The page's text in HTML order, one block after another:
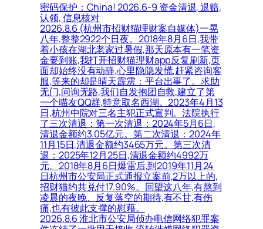
密码保护：China! 2026.6-9 资金清退, 退赔,
认领, 信息核对
2026.8.6 (杭州市招财猫理财案自媒体)一晃
八年,整整2922个日夜。2018年8月6日,我带
着小孩在湖北老家过暑假,那天原本有一笔资
金要到账,我打开招财猫理财app反复刷新,页
面却始终没有动静,心里隐隐发慌,赶紧咨询客
服,等来的却是晴天霹雳：平台出事了。求助
无门,问询无路,我们自发抱团自救,建立了第
一个喵友QQ群,特意取名西湖。2023年4月13
日,杭州中院对三名主犯正式宣判。法院执行
了三次清退：第一次清退：2024年5月6日,
清退金额约3.05亿元。第二次清退：2024年
11月15日,清退金额约3465万元。第三次清
退：2025年12月25日,清退金额约4992万
元。2018年8月6日爆雷后,到2019年11月24
日杭州市公安局正式通报立案前,2万以上的,
招财猫约共兑付17.90%。回望这八年,有熬到
凌晨的夜晚、反复落空的期待,有不甘,有伤
痛,也有彼此支撑的慰藉。
2026.8.6 淮北市公安局侦办电信网络犯罪案